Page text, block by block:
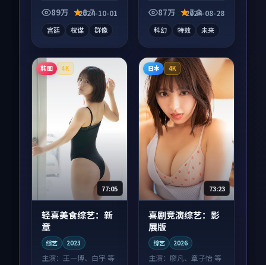
端观看，细节更丰
89万 8.7
2024-10-01
宫廷 权谋 群像
并行，细节值得二刷
87万 7.8
2024-08-28
科幻 特效 未来
韩国 4K
77:05
轻喜美食综艺：新
章
综艺 2023
主演： 王一博、白宇 等
日本 4K
73:23
喜剧竞演综艺：影
展版
综艺 2026
主演：廖凡、章子怡 等